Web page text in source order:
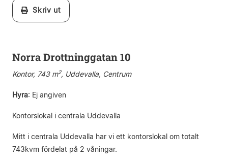
Skriv ut
Norra Drottninggatan 10
Kontor, 743 m2, Uddevalla, Centrum
Hyra: Ej angiven
Kontorslokal i centrala Uddevalla
Mitt i centrala Uddevalla har vi ett kontorslokal om totalt
743kvm fördelat på 2 våningar.